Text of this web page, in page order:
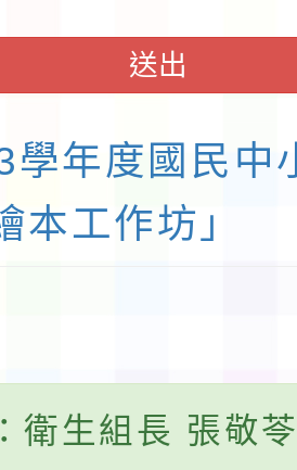
送出
學年度國民中
本工作坊」
衛生組長 張敬